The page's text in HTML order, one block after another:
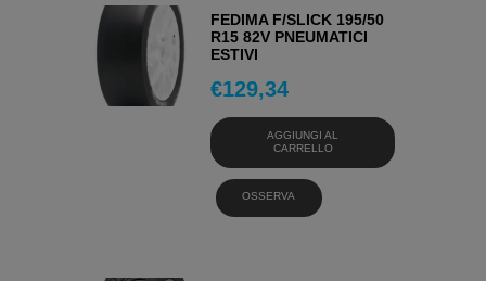
FEDIMA F/SLICK 195/50
R15 82V PNEUMATICI
ESTIVI
€129,34
AGGIUNGI AL
CARRELLO
OSSERVA